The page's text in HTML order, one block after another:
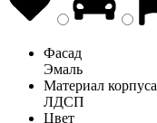
Фасад
Эмаль
Материал корпуса
ЛДСП
Цвет